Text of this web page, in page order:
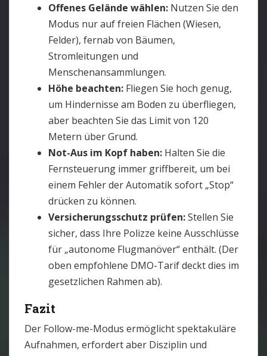
Offenes Gelände wählen: Nutzen Sie den
Modus nur auf freien Flächen (Wiesen,
Felder), fernab von Bäumen,
Stromleitungen und
Menschenansammlungen.
Höhe beachten: Fliegen Sie hoch genug,
um Hindernisse am Boden zu überfliegen,
aber beachten Sie das Limit von 120
Metern über Grund.
Not-Aus im Kopf haben: Halten Sie die
Fernsteuerung immer griffbereit, um bei
einem Fehler der Automatik sofort „Stop“
drücken zu können.
Versicherungsschutz prüfen:Stellen Sie
sicher, dass Ihre Polizze keine Ausschlüsse
für „autonome Flugmanöver“ enthält. (Der
oben empfohlene DMO-Tarif deckt dies im
gesetzlichen Rahmen ab).
Fazit
Der Follow-me-Modus ermöglicht spektakuläre
Aufnahmen, erfordert aber Disziplin und